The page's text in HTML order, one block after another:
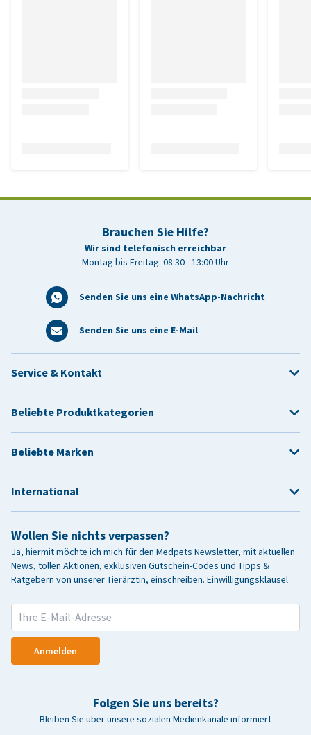
Brauchen Sie Hilfe?
Wir sind telefonisch erreichbar
Montag bis Freitag: 08:30 - 13:00 Uhr
Senden Sie uns eine WhatsApp-Nachricht
Senden Sie uns eine E-Mail
Wollen Sie nichts verpassen?
Ja, hiermit möchte ich mich für den Medpets Newsletter, mit aktuellen
News, tollen Aktionen, exklusiven Gutschein-Codes und Tipps &
Ratgebern von unserer Tierärztin, einschreiben. Einwilligungsklausel
Anmelden
Folgen Sie uns bereits?
Bleiben Sie über unsere sozialen Medienkanäle informiert
Service & Kontakt
Beliebte Produktkategorien
Beliebte Marken
International